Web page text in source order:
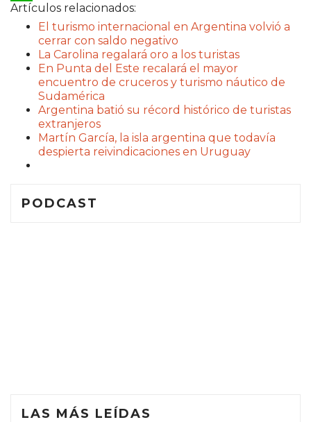
WhatsApp
Artículos relacionados:
El turismo internacional en Argentina volvió a
cerrar con saldo negativo
La Carolina regalará oro a los turistas
En Punta del Este recalará el mayor
encuentro de cruceros y turismo náutico de
Sudamérica
Argentina batió su récord histórico de turistas
extranjeros
Martín García, la isla argentina que todavía
despierta reivindicaciones en Uruguay
PODCAST
LAS MÁS LEÍDAS